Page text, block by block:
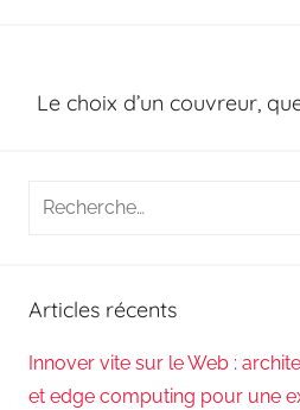
Le choix d’un couvreur,
Recherche
Articles récents
Innover vite sur le Web :
et edge computing pour une